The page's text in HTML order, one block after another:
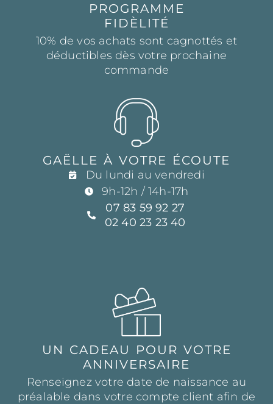
PROGRAMME
FIDÈLITÉ
10% de vos achats sont cagnottés et
déductibles dès votre prochaine
commande
GAËLLE À VOTRE ÉCOUTE
Du lundi au vendredi
9h-12h / 14h-17h
07 83 59 92 27
02 40 23 23 40
UN CADEAU POUR VOTRE
ANNIVERSAIRE
Renseignez votre date de naissance au
préalable dans votre compte client afin de